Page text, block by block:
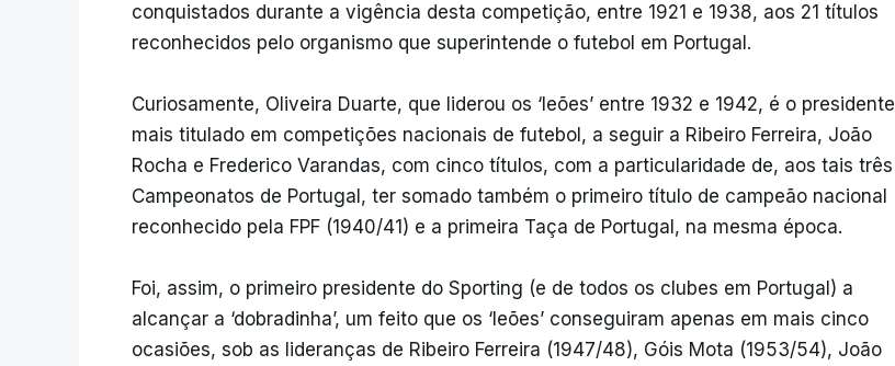
conquistados durante a vigência desta competição, entre 1921 e 1938, aos 21 títulos
reconhecidos pelo organismo que superintende o futebol em Portugal.
Curiosamente, Oliveira Duarte, que liderou os ‘leões’ entre 1932 e 1942, é o presidente
mais titulado em competições nacionais de futebol, a seguir a Ribeiro Ferreira, João
Rocha e Frederico Varandas, com cinco títulos, com a particularidade de, aos tais três
Campeonatos de Portugal, ter somado também o primeiro título de campeão nacional
reconhecido pela FPF (1940/41) e a primeira Taça de Portugal, na mesma época.
Foi, assim, o primeiro presidente do Sporting (e de todos os clubes em Portugal) a
alcançar a ‘dobradinha’, um feito que os ‘leões’ conseguiram apenas em mais cinco
ocasiões, sob as lideranças de Ribeiro Ferreira (1947/48), Góis Mota (1953/54), João